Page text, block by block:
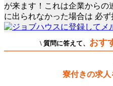
が来ます！これは企業から
に出られなかった場合は 必ず
\ 質問に答えて、 おす
寮付きの求人